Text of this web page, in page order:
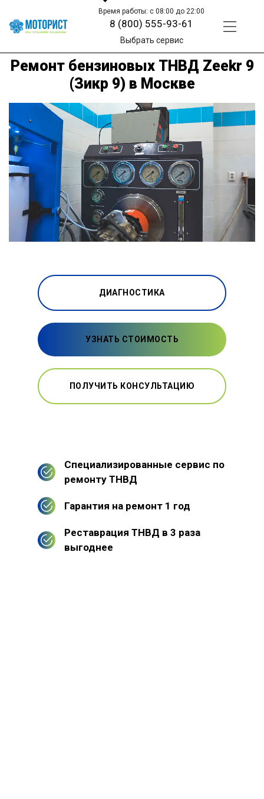
Время работы: с 08:00 до 22:00
8 (800) 555-93-61
Выбрать сервис
Ремонт бензиновых ТНВД Zeekr 9
(Зикр 9) в Москве
ДИАГНОСТИКА
УЗНАТЬ СТОИМОСТЬ
ПОЛУЧИТЬ КОНСУЛЬТАЦИЮ
Специализированные сервис по
ремонту ТНВД
Гарантия на ремонт 1 год
Реставрация ТНВД в 3 раза
выгоднее